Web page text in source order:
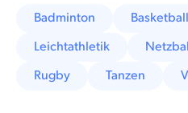
Badminton Basketball
Leichtathletik
Rugby
Tanzen